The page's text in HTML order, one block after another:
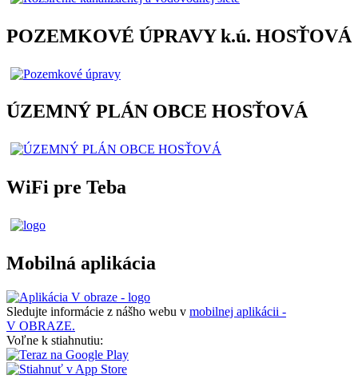
POZEMKOVÉ ÚPRAVY k.ú. HOSŤOVÁ
ÚZEMNÝ PLÁN OBCE HOSŤOVÁ
WiFi pre Teba
Mobilná aplikácia
Sledujte informácie z nášho webu v mobilnej aplikácii -
V OBRAZE.
Voľne k stiahnutiu: